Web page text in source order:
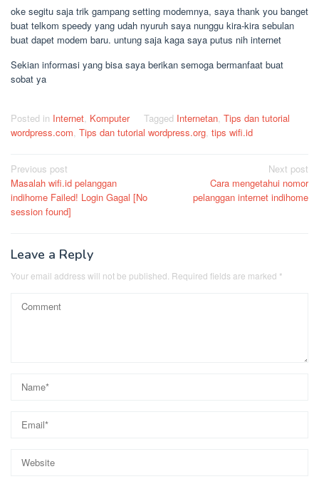
oke segitu saja trik gampang setting modemnya, saya thank you banget
buat telkom speedy yang udah nyuruh saya nunggu kira-kira sebulan
buat dapet modem baru. untung saja kaga saya putus nih internet
Sekian informasi yang bisa saya berikan semoga bermanfaat buat
sobat ya
Posted in Internet, Komputer Tagged Internetan, Tips dan tutorial
wordpress.com, Tips dan tutorial wordpress.org, tips wifi.id
Post
navigation
Previous post
Masalah wifi.id pelanggan
indihome Failed! Login Gagal [No
session found]
Next post
Cara mengetahui nomor
pelanggan internet indihome
Leave a Reply
Your email address will not be published. Required fields are marked *